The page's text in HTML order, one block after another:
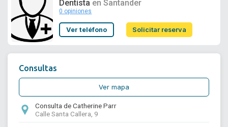
Soporte
Dentista en Santander
0 opiniones
Ver teléfono Solicitar reserva
Consultas
Ver mapa
Consulta de Catherine Parr
Calle Santa Callera, 9